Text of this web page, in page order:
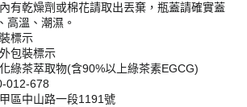
有乾燥劑或棉花請取出丟棄，瓶蓋請確實蓋
高溫、潮濕。
標示
包裝標示
綠茶萃取物(含90%以上綠茶素EGCG)
012-678
區中山路一段1191號